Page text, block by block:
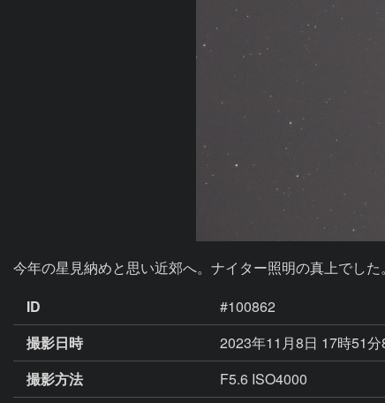
今年の星見納めと思い近郊へ。ナイター照明の真上でした。
ID
#100862
撮影日時
2023年11月8日 17時51
撮影方法
F5.6 ISO4000